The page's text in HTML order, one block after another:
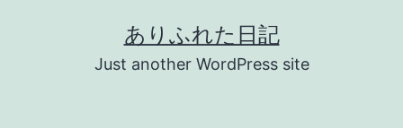
ありふれた日記
Just another WordPress site